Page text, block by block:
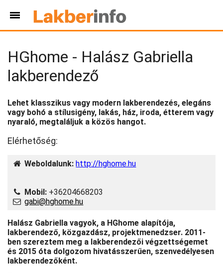
HGhome - Halász Gabriella
lakberendező
Lehet klasszikus vagy modern lakberendezés, elegáns
vagy bohó a stílusigény, lakás, ház, iroda, étterem vagy
nyaraló, megtaláljuk a közös hangot.
Elérhetőség:
Weboldalunk: http://hghome.hu
Mobil: +36204668203
gabi@hghome.hu
Halász Gabriella vagyok, a HGhome alapítója,
lakberendező, közgazdász, projektmenedzser. 2011-
ben szereztem meg a lakberendezői végzettségemet
és 2015 óta dolgozom hivatásszerűen, szenvedélyesen
lakberendezőként.